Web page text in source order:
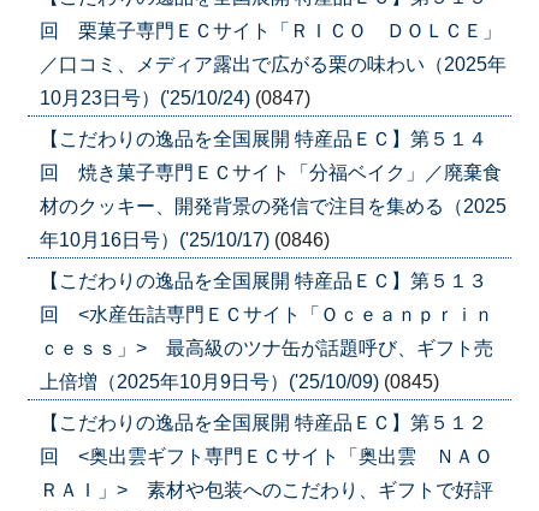
回 栗菓子専門ＥＣサイト「ＲＩＣＯ ＤＯＬＣＥ」
／口コミ、メディア露出で広がる栗の味わい（2025年
10月23日号）('25/10/24) (0847)
【こだわりの逸品を全国展開 特産品ＥＣ】第５１４
回 焼き菓子専門ＥＣサイト「分福ベイク」／廃棄食
材のクッキー、開発背景の発信で注目を集める（2025
年10月16日号）('25/10/17) (0846)
【こだわりの逸品を全国展開 特産品ＥＣ】第５１３
回 <水産缶詰専門ＥＣサイト「Ｏｃｅａｎｐｒｉｎ
ｃｅｓｓ」> 最高級のツナ缶が話題呼び、ギフト売
上倍増（2025年10月9日号）('25/10/09) (0845)
【こだわりの逸品を全国展開 特産品ＥＣ】第５１２
回 <奥出雲ギフト専門ＥＣサイト「奥出雲 ＮＡＯ
ＲＡＩ」> 素材や包装へのこだわり、ギフトで好評